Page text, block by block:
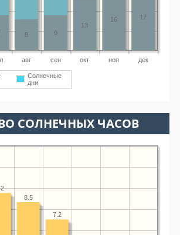
авг сен окт ноя дек
17
16
13
9
8
Солнечные
дни
СОЛНЕЧНЫХ ЧАСОВ
7.2
8.5